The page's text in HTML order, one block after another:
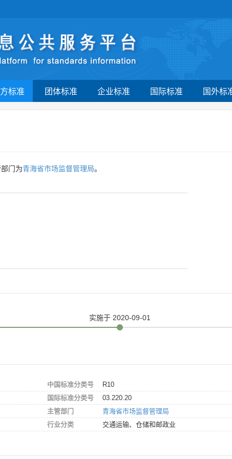
标准 团体标准 企业标准 国际标准 国外标
门为青海省市场监督管理局。
实施于 2020-09-01
中国标准分类号
R10
国际标准分类号
03.220.20
主管部门
青海省市场监督管理局
行业分类
交通运输、仓储和邮政业